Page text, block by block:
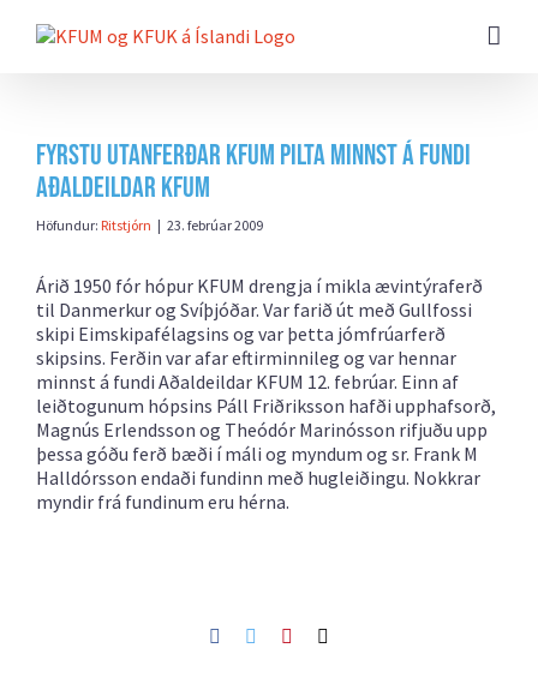
beint
Fyrstu utanferðar KFUM pilta minnst á fundi
Aðaldeildar KFUM
Höfundur: Ritstjórn | 23. febrúar 2009
Árið 1950 fór hópur KFUM drengja í mikla ævintýraferð
til Danmerkur og Svíþjóðar. Var farið út með Gullfossi
skipi Eimskipafélagsins og var þetta jómfrúarferð
skipsins. Ferðin var afar eftirminnileg og var hennar
minnst á fundi Aðaldeildar KFUM 12. febrúar. Einn af
leiðtogunum hópsins Páll Friðriksson hafði upphafsorð,
Magnús Erlendsson og Theódór Marinósson rifjuðu upp
þessa góðu ferð bæði í máli og myndum og sr. Frank M
Halldórsson endaði fundinn með hugleiðingu. Nokkrar
myndir frá fundinum eru hérna.
Facebook
TwitterPinterest